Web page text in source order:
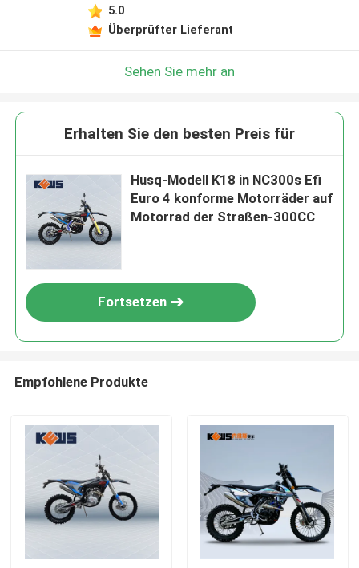
5.0
Überprüfter Lieferant
Sehen Sie mehr an
Erhalten Sie den besten Preis für
Husq-Modell K18 in NC300s Efi
Euro 4 konforme Motorräder auf
Motorrad der Straßen-300CC
Fortsetzen
Empfohlene Produkte